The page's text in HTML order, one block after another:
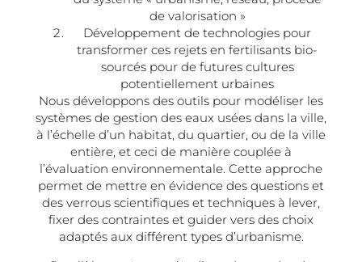
de valorisation »
Développement de technologies pour
transformer ces rejets en fertilisants bio-
sourcés pour de futures cultures
potentiellement urbaines
Nous développons des outils pour modéliser les
systèmes de gestion des eaux usées dans la ville,
à l’échelle d’un habitat, du quartier, ou de la ville
entière, et ceci de manière couplée à
l’évaluation environnementale. Cette approche
permet de mettre en évidence des questions et
des verrous scientifiques et techniques à lever,
fixer des contraintes et guider vers des choix
adaptés aux différent types d’urbanisme.